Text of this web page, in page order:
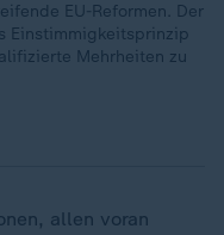
EU-Reformen. Der
Einstimmigkeitsprinzip
Mehrheiten zu
allen voran